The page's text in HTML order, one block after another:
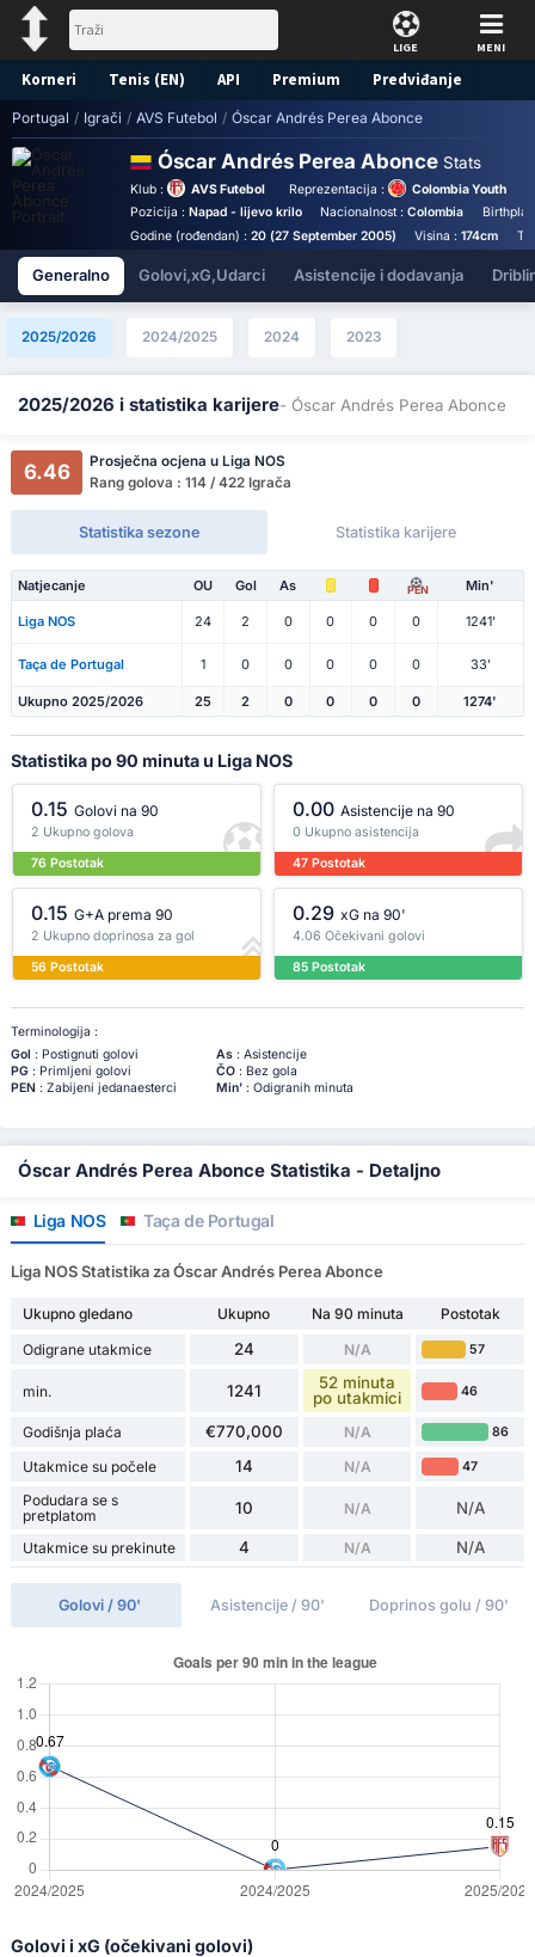
LIGE MENI
Korneri Tenis (EN) API Premium Predviđanje
Portugal / Igrači / AVS Futebol / Óscar Andrés Perea Abonce
Óscar Andrés Perea Abonce Stats
Klub : AVS Futebol Reprezentacija :
Colombia Youth
Pozicija : Napad - lijevo krilo Nacionalnost :Colombia
Godine (rođendan) : 20 (27 September 2005) Visina :174cm
Generalno Golovi,xG,Udarci Asistencije i dodavanja
2025/2026 2024/2025 2024 2023
2025/2026 i statistika karijere- Óscar Andrés Perea Abonce
6.46
Prosječna ocjena u Liga NOS
Rang golova : 114 / 422 Igrača
Statistika sezone Statistika karijere
Natjecanje OU Gol As PEN Min'
Liga NOS 24 2 0 0 0 0 1241'
Taça de Portugal 1 0 0 0 0 0 33'
Ukupno 2025/2026 25 2 0 0 0 0 1274'
Statistika po 90 minuta u Liga NOS
0.15 Golovi na 90
2 Ukupno golova
76 Postotak
0.00 Asistencije na 90
0 Ukupno asistencija
47 Postotak
0.15 G+A prema 90
2 Ukupno doprinosa za gol
56 Postotak
0.29 xG na 90'
4.06 Očekivani golovi
85 Postotak
Terminologija :
Gol : Postignuti golovi As: Asistencije
PG: Primljeni golovi ČO: Bez gola
PEN: Zabijeni jedanaesterci Min': Odigranih minuta
Óscar Andrés Perea Abonce Statistika - Detaljno
Liga NOS Taça de Portugal
Liga NOS Statistika za Óscar Andrés Perea Abonce
Ukupno gledano Ukupno Na 90 minuta
Postotak
Odigrane utakmice
24 N/A 57
min. 1241
52 minuta
po utakmici
46
Godišnja plaća €770,000 N/A 86
Utakmice su počele 14 N/A 47
Podudara se s
pretplatom
10 N/A N/A
Utakmice su prekinute 4 N/A N/A
Golovi / 90' Asistencije / 90' Doprinos golu / 90'
Golovi i xG (očekivani golovi)